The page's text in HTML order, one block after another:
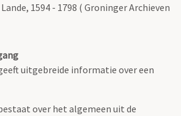
1594 - 1798 ( Groninger Archieven
uitgebreide informatie over een
over het algemeen uit de